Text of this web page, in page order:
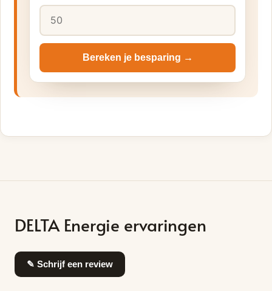
Bereken je besparing →
DELTA Energie ervaringen
✎ Schrijf een review